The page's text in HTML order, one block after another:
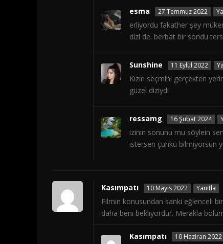
esma 27 Temmuz 2022
erliyordu fakather şey
dizi de. berbat bir sondu
Sunshine 11 Eylül 2022
Kızın seçmini gerçekten
güzel diziydi
ressamg 16 Şubat 2024
izinin sonunu mu söylein
istersen çünkü bilmiyorsun
Kasımpatı 10 Mayıs 2022 Yanıtla
Filmin konusundan sanki eğlenceli
daha beni bekliyordur. Merakla
Kasımpatı 10 Haziran 2022